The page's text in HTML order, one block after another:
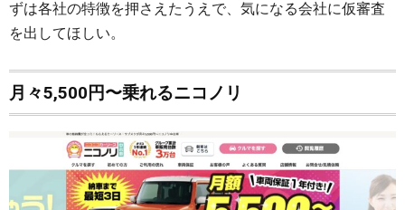
ずは各社の特徴を押さえたうえで、気になる会社に仮審査
を出してほしい。
月々5,500円〜乗れるニコノリ